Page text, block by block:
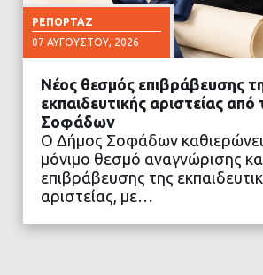
ΡΕΠΟΡΤΆΖ
07 ΑΥΓΟΎΣΤΟΥ, 2026
ΔΙΑΒΑΣΤΕ
Νέος θεσμός επιβράβευσης
εκπαιδευτικής αριστείας
Σοφάδων
Ο Δήμος Σοφάδων καθιερώνει
μόνιμο θεσμό αναγνώρισης
επιβράβευσης της
αριστείας, με…